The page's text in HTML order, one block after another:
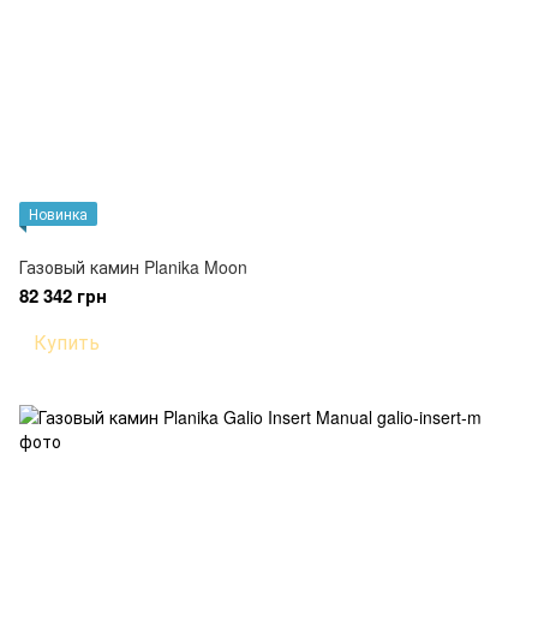
Новинка
Газовый камин Planika Moon
82 342 грн
Купить